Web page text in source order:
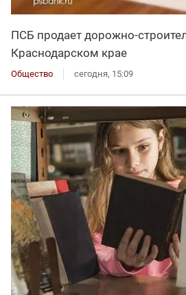
ПСБ продает дорожно-
Краснодарском крае
Общество сегодня, 15:09